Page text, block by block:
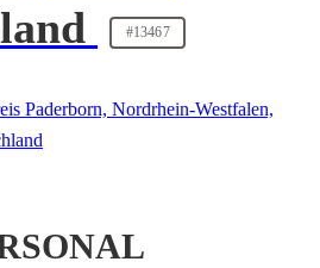
#13467
Paderborn, Nordrhein-Westfalen,